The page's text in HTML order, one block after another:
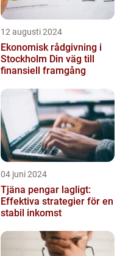
12 augusti 2024
Ekonomisk rådgivning i
Stockholm Din väg till
finansiell framgång
04 juni 2024
Tjäna pengar lagligt:
Effektiva strategier för en
stabil inkomst